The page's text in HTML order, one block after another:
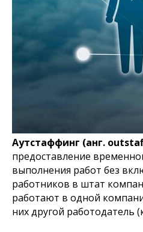
Аутстаффинг (анг.
предоставление
выполнения работ без
работников в штат
работают в одной
них другой работодатель